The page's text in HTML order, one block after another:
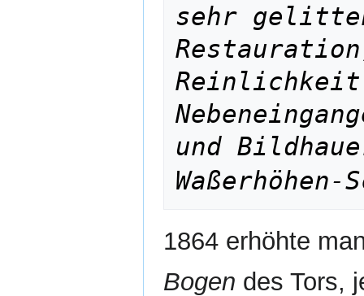
sehr
und
1864 erhöhte
Bogen des Tors,